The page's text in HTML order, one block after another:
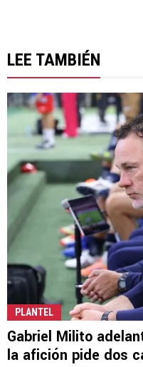
LEE TAMBIÉN
PLANTEL
Gabriel Milito
la afición pide dos